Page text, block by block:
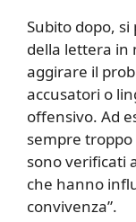
Subito dopo,
della lettera in
aggirare il
accusatori o
offensivo. Ad
sempre troppo
sono verificati
che hanno
convivenza”.